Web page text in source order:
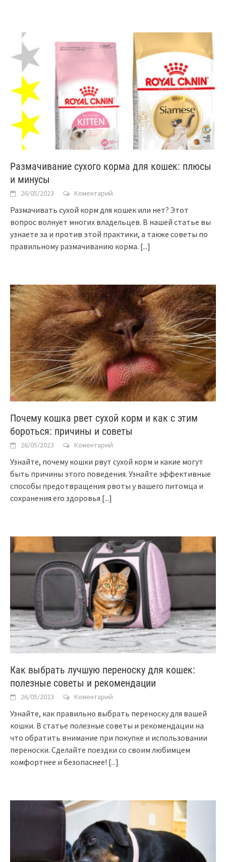
Размачивание сухого корма для кошек: плюсы
и минусы
26/05/2023 Коментарий
Размачивать сухой корм для кошек или нет? Этот
вопрос волнует многих владельцев. В нашей статье вы
узнаете за и против этой практики, а также советы по
правильному размачиванию корма. [...]
Почему кошка рвет сухой корм и как с этим
бороться: причины и советы
26/05/2023 Коментарий
Узнайте, почему кошки рвут сухой корм и какие могут
быть причины этого поведения. Узнайте эффективные
способы предотвращения рвоты у вашего питомца и
сохранения его здоровья [...]
Как выбрать лучшую переноску для кошек:
полезные советы и рекомендации
26/05/2023 Коментарий
Узнайте, как правильно выбрать переноску для вашей
кошки. В статье полезные советы и рекомендации на
что обратить внимание при покупке и использовании
переноски. Сделайте поездки со своим любимцем
комфортнее и безопаснее! [...]